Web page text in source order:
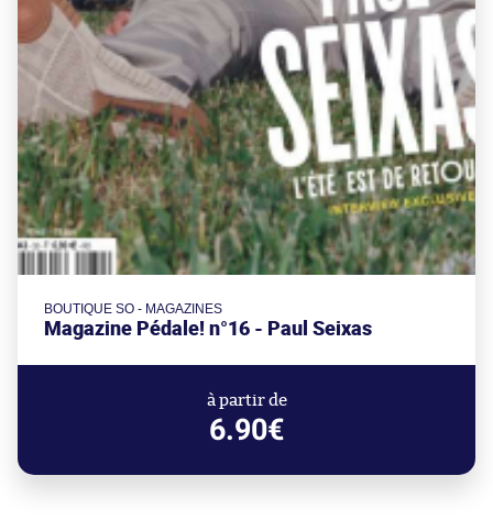
BOUTIQUE SO - MAGAZINES
Magazine Pédale! n°16 - Paul Seixas
à partir de
6.90€